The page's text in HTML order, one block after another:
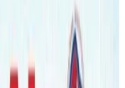
। यस्तो छ